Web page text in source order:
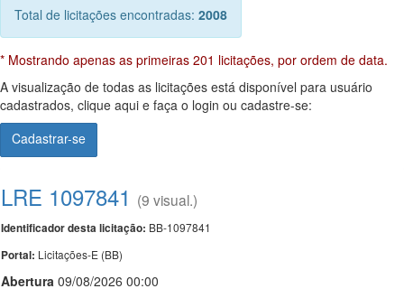
Total de licitações encontradas: 2008
* Mostrando apenas as primeiras 201 licitações, por ordem de data.
A visualização de todas as licitações está disponível para usuário
cadastrados, clique aqui e faça o login ou cadastre-se:
Cadastrar-se
LRE 1097841 (9 visual.)
Identificador desta licitação: BB-1097841
Portal: Licitações-E (BB)
Abertura 09/08/2026 00:00